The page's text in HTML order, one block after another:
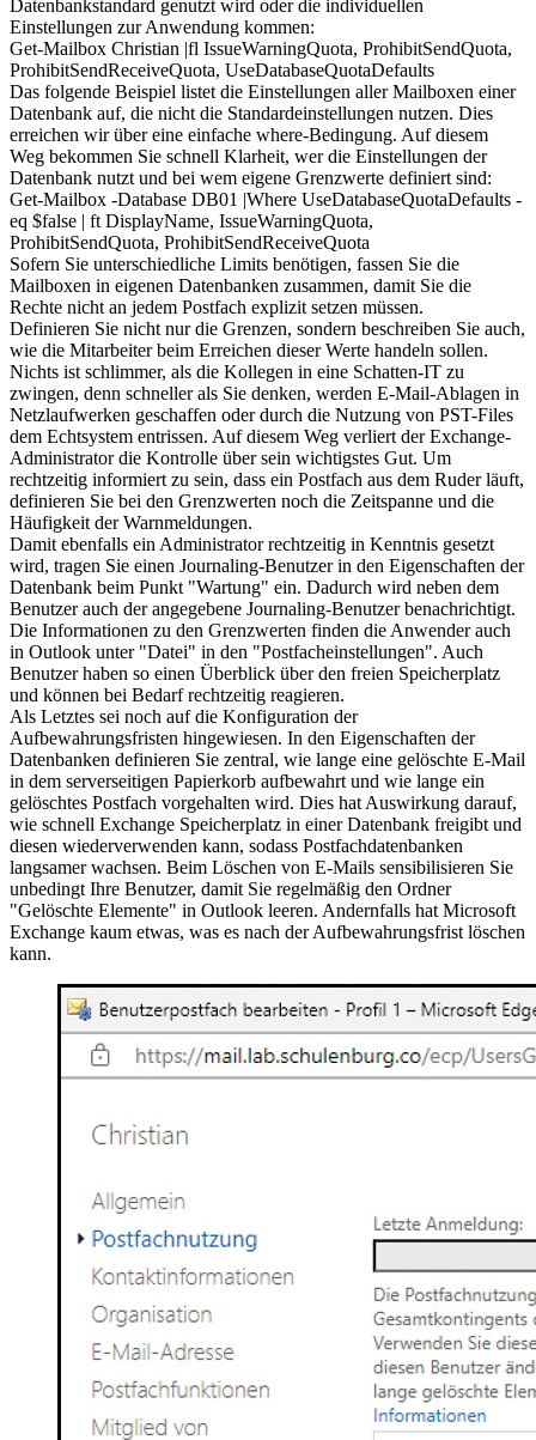
Datenbankstandard genutzt wird oder die individuellen
Einstellungen zur Anwendung kommen:
Get-Mailbox Christian |fl IssueWarningQuota, ProhibitSendQuota,
ProhibitSendReceiveQuota, UseDatabaseQuotaDefaults
Das folgende Beispiel listet die Einstellungen aller Mailboxen einer
Datenbank auf, die nicht die Standardeinstellungen nutzen. Dies
erreichen wir über eine einfache where-Bedingung. Auf diesem
Weg bekommen Sie schnell Klarheit, wer die Einstellungen der
Datenbank nutzt und bei wem eigene Grenzwerte definiert sind:
Get-Mailbox -Database DB01 |Where UseDatabaseQuotaDefaults -
eq $false | ft DisplayName, IssueWarningQuota,
ProhibitSendQuota, ProhibitSendReceiveQuota
Sofern Sie unterschiedliche Limits benötigen, fassen Sie die
Mailboxen in eigenen Datenbanken zusammen, damit Sie die
Rechte nicht an jedem Postfach explizit setzen müssen.
Definieren Sie nicht nur die Grenzen, sondern beschreiben Sie auch,
wie die Mitarbeiter beim Erreichen dieser Werte handeln sollen.
Nichts ist schlimmer, als die Kollegen in eine Schatten-IT zu
zwingen, denn schneller als Sie denken, werden E-Mail-Ablagen in
Netzlaufwerken geschaffen oder durch die Nutzung von PST-Files
dem Echtsystem entrissen. Auf diesem Weg verliert der Exchange-
Administrator die Kontrolle über sein wichtigstes Gut. Um
rechtzeitig informiert zu sein, dass ein Postfach aus dem Ruder läuft,
definieren Sie bei den Grenzwerten noch die Zeitspanne und die
Häufigkeit der Warnmeldungen.
Damit ebenfalls ein Administrator rechtzeitig in Kenntnis gesetzt
wird, tragen Sie einen Journaling-Benutzer in den Eigenschaften der
Datenbank beim Punkt "Wartung" ein. Dadurch wird neben dem
Benutzer auch der angegebene Journaling-Benutzer benachrichtigt.
Die Informationen zu den Grenzwerten finden die Anwender auch
in Outlook unter "Datei" in den "Postfacheinstellungen". Auch
Benutzer haben so einen Überblick über den freien Speicherplatz
und können bei Bedarf rechtzeitig reagieren.
Als Letztes sei noch auf die Konfiguration der
Aufbewahrungsfristen hingewiesen. In den Eigenschaften der
Datenbanken definieren Sie zentral, wie lange eine gelöschte E-Mail
in dem serverseitigen Papierkorb aufbewahrt und wie lange ein
gelöschtes Postfach vorgehalten wird. Dies hat Auswirkung darauf,
wie schnell Exchange Speicherplatz in einer Datenbank freigibt und
diesen wiederverwenden kann, sodass Postfachdatenbanken
langsamer wachsen. Beim Löschen von E-Mails sensibilisieren Sie
unbedingt Ihre Benutzer, damit Sie regelmäßig den Ordner
"Gelöschte Elemente" in Outlook leeren. Andernfalls hat Microsoft
Exchange kaum etwas, was es nach der Aufbewahrungsfrist löschen
kann.